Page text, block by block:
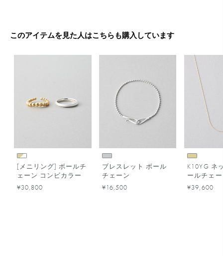
このアイテムを見た人はこちらも購入しています
[メニリング] ボールチ
ェーン コンビカラー
¥30,800
ブレスレット ボール
チェーン
¥16,500
K10YG ネ
ールチェ
¥39,600